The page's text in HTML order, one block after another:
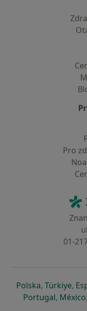
Pro
01-
Polskase otevře v
, Türkiyese
,
Portugalse
, México,